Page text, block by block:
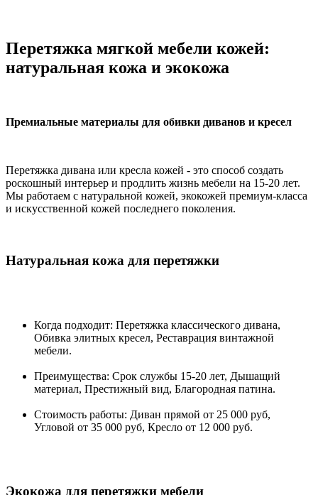
Перетяжка мягкой мебели кожей:
натуральная кожа и экокожа
Премиальные материалы для обивки диванов и кресел
Перетяжка дивана или кресла кожей - это способ создать
роскошный интерьер и продлить жизнь мебели на 15-20 лет.
Мы работаем с натуральной кожей, экокожей премиум-класса
и искусственной кожей последнего поколения.
Натуральная кожа для перетяжки
Когда подходит: Перетяжка классического дивана,
Обивка элитных кресел, Реставрация винтажной
мебели.
Преимущества: Срок службы 15-20 лет, Дышащий
материал, Престижный вид, Благородная патина.
Стоимость работы: Диван прямой от 25 000 руб,
Угловой от 35 000 руб, Кресло от 12 000 руб.
Экокожа для перетяжки мебели